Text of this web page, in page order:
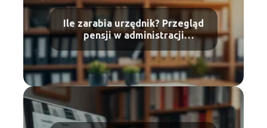
Ile zarabia urzędnik? Przegląd
pensji w administracji
publicznej